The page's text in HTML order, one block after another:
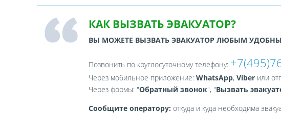
КАК ВЫЗВАТЬ ЭВАКУАТОР?
ВЫ МОЖЕТЕ ВЫЗВАТЬ ЭВАКУАТОР ЛЮБЫМ
Позвонить по круглосуточному телефону:
Через мобильное приложение: WhatsApp, Viberили
Через формы: "Обратный звонок", "Вызвать
Сообщите оператору: откуда и куда необходима